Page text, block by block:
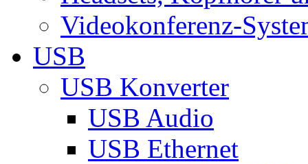
Videokonferenz-
USB
USB Konverter
USB Audio
USB Ethernet